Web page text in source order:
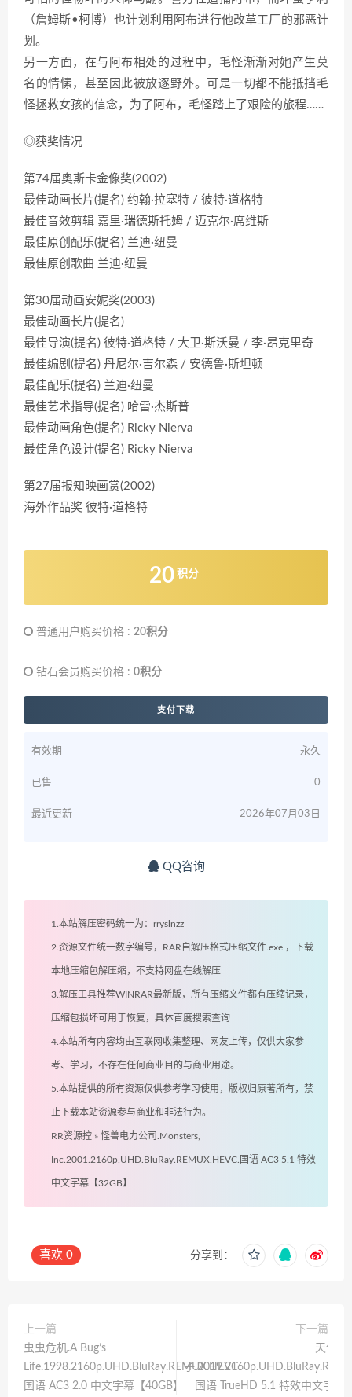
（詹姆斯•柯博）也计划利用阿布进行他改革工厂的邪恶计
划。
另一方面，在与阿布相处的过程中，毛怪渐渐对她产生莫
名的情愫，甚至因此被放逐野外。可是一切都不能抵挡毛
怪拯救女孩的信念，为了阿布，毛怪踏上了艰险的旅程……
◎获奖情况
第74届奥斯卡金像奖(2002)
最佳动画长片(提名) 约翰·拉塞特 / 彼特·道格特
最佳音效剪辑 嘉里·瑞德斯托姆 / 迈克尔·席维斯
最佳原创配乐(提名) 兰迪·纽曼
最佳原创歌曲 兰迪·纽曼
第30届动画安妮奖(2003)
最佳动画长片(提名)
最佳导演(提名) 彼特·道格特 / 大卫·斯沃曼 / 李·昂克里奇
最佳编剧(提名) 丹尼尔·吉尔森 / 安德鲁·斯坦顿
最佳配乐(提名) 兰迪·纽曼
最佳艺术指导(提名) 哈雷·杰斯普
最佳动画角色(提名) Ricky Nierva
最佳角色设计(提名) Ricky Nierva
第27届报知映画赏(2002)
海外作品奖 彼特·道格特
20 积分
普通用户购买价格 : 20积分
钻石会员购买价格 : 0积分
支付下载
有效期 永久
已售 0
最近更新 2026年07月03日
QQ咨询
1.本站解压密码统一为：rryslnzz
2.资源文件统一数字编号，RAR自解压格式压缩文件.exe ，下载
本地压缩包解压缩，不支持网盘在线解压
3.解压工具推荐WINRAR最新版，所有压缩文件都有压缩记录，
压缩包损坏可用于恢复，具体百度搜索查询
4.本站所有内容均由互联网收集整理、网友上传，仅供大家参
考、学习，不存在任何商业目的与商业用途。
5.本站提供的所有资源仅供参考学习使用，版权归原著所有，禁
止下载本站资源参与商业和非法行为。
RR资源控 » 怪兽电力公司.Monsters,
Inc.2001.2160p.UHD.BluRay.REMUX.HEVC.国语 AC3 5.1 特效
中文字幕【32GB】
喜欢 0 分享到：
上一篇
虫虫危机.A Bug’s
Life.1998.2160p.UHD.BluRay.REMUX.HEVC.
国语 AC3 2.0 中文字幕【40GB】
下一篇
天气之
子
国语 TrueHD 5.1 特效中文字幕